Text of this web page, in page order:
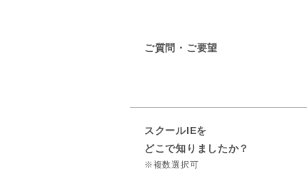
ご質問・ご要望
スクールIEを
どこで知りましたか？
※複数選択可